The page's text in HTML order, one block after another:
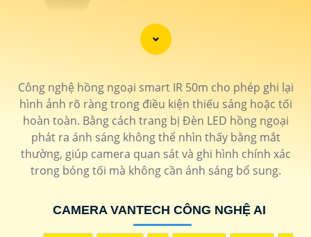
'
Công nghệ hồng ngoại smart IR 50m cho phép ghi lại
hình ảnh rõ ràng trong điều kiện thiếu sáng hoặc tối
hoàn toàn. Bằng cách trang bị Đèn LED hồng ngoại
phát ra ánh sáng không thể nhìn thấy bằng mắt
thường, giúp camera quan sát và ghi hình chính xác
trong bóng tối mà không cần ánh sáng bổ sung.
CAMERA VANTECH CÔNG NGHỆ AI